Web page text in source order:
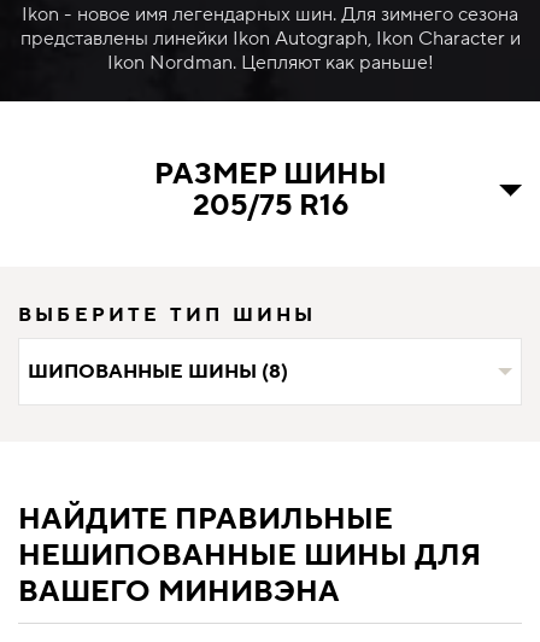
Ikon - новое имя легендарных шин. Для зимнего сезона
представлены линейки Ikon Autograph, Ikon Character и
Ikon Nordman. Цепляют как раньше!
РАЗМЕР ШИНЫ
205/75 R16
ВЫБЕРИТЕ ТИП ШИНЫ
ШИПОВАННЫЕ ШИНЫ (8)
НАЙДИТЕ ПРАВИЛЬНЫЕ
НЕШИПОВАННЫЕ ШИНЫ ДЛЯ
ВАШЕГО МИНИВЭНА